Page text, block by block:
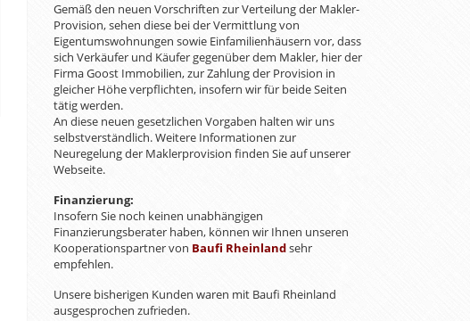
Gemäß den neuen Vorschriften zur Verteilung der Makler-
Provision, sehen diese bei der Vermittlung von
Eigentumswohnungen sowie Einfamilienhäusern vor, dass
sich Verkäufer und Käufer gegenüber dem Makler, hier der
Firma Goost Immobilien, zur Zahlung der Provision in
gleicher Höhe verpflichten, insofern wir für beide Seiten
tätig werden.
An diese neuen gesetzlichen Vorgaben halten wir uns
selbstverständlich. Weitere Informationen zur
Neuregelung der Maklerprovision finden Sie auf unserer
Webseite.
Finanzierung:
Insofern Sie noch keinen unabhängigen
Finanzierungsberater haben, können wir Ihnen unseren
Kooperationspartner von Baufi Rheinlandsehr
empfehlen.
Unsere bisherigen Kunden waren mit Baufi Rheinland
ausgesprochen zufrieden.